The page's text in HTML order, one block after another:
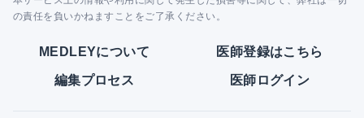
の責任を負いかねますことをご了承ください。
MEDLEYについて 医師登録はこちら
編集プロセス 医師ログイン